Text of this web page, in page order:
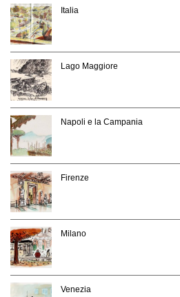
Italia
Lago Maggiore
Napoli e la Campania
Firenze
Milano
Venezia